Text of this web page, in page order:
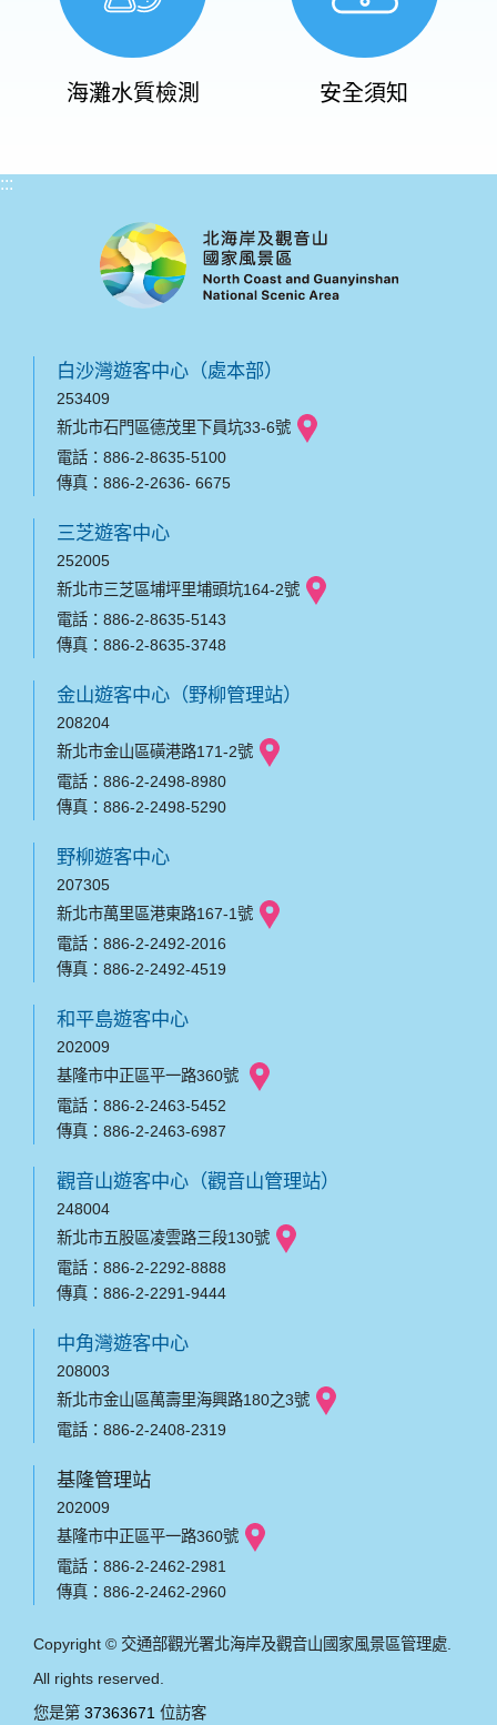
海灘水質檢測 安全須知
:::
白沙灣遊客中心（處本部）
253409
新北市石門區德茂里下員坑33-6號
電話：886-2-8635-5100
傳真：886-2-2636- 6675
三芝遊客中心
252005
新北市三芝區埔坪里埔頭坑164-2號
電話：886-2-8635-5143
傳真：886-2-8635-3748
金山遊客中心（野柳管理站）
208204
新北市金山區磺港路171-2號
電話：886-2-2498-8980
傳真：886-2-2498-5290
野柳遊客中心
207305
新北市萬里區港東路167-1號
電話：886-2-2492-2016
傳真：886-2-2492-4519
和平島遊客中心
202009
基隆市中正區平一路360號
電話：886-2-2463-5452
傳真：886-2-2463-6987
觀音山遊客中心（觀音山管理站）
248004
新北市五股區凌雲路三段130號
電話：886-2-2292-8888
傳真：886-2-2291-9444
中角灣遊客中心
208003
新北市金山區萬壽里海興路180之3號
電話：886-2-2408-2319
基隆管理站
202009
基隆市中正區平一路360號
電話：886-2-2462-2981
傳真：886-2-2462-2960
Copyright © 交通部觀光署北海岸及觀音山國家風景區管理處.
All rights reserved.
您是第 37363671 位訪客